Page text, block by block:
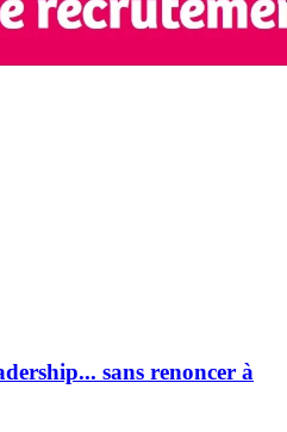
sans renoncer à